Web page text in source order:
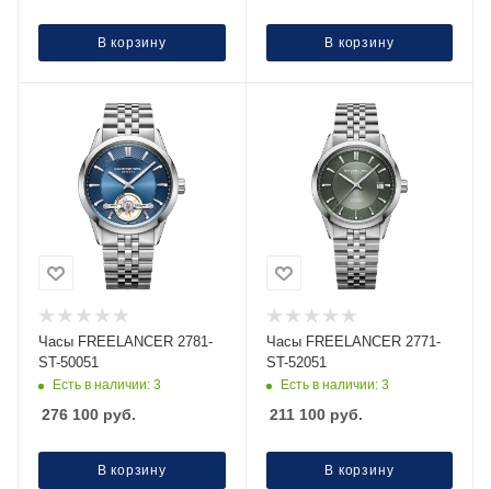
В корзину В корзину
Часы FREELANCER 2781-
ST-50051
Есть в наличии: 3
276 100 руб.
В корзину
Часы FREELANCER 2771-
ST-52051
Есть в наличии: 3
211 100руб.
В корзину